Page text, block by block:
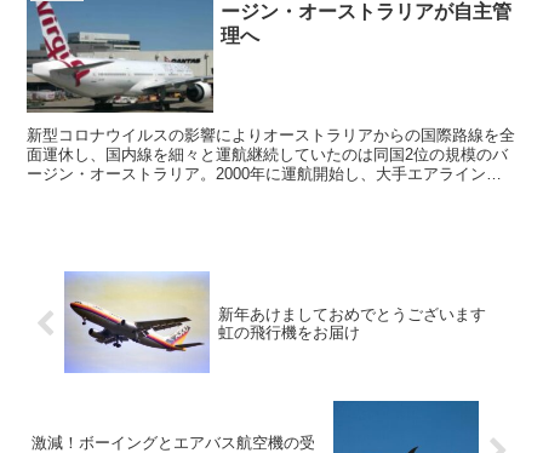
ージン・オーストラリアが自主管
理へ
新型コロナウイルスの影響によりオーストラリアからの国際路線を全
面運休し、国内線を細々と運航継続していたのは同国2位の規模のバ
ージン・オーストラリア。2000年に運航開始し、大手エアラインの
新年あけましておめでとうございます
虹の飛行機をお届け
激減！ボーイングとエアバス航空機の受